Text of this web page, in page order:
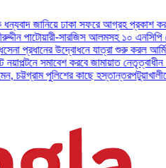
আগ্রহ প্রকাশ করলেন ইউএই প্রেসিডেন্ট
আলমসহ ১০ এনসিপি নেতার বিরুদ্ধে মামল।
শুরু করল আর্মি ইন্টারন্যাশনাল ইসলামিক
নেতৃত্বাধীন ১১ দলঅসুস্থ বাবা ও
হস্তান্তরপটুয়াখালীতে বিধবা নারীকে বিয়ের